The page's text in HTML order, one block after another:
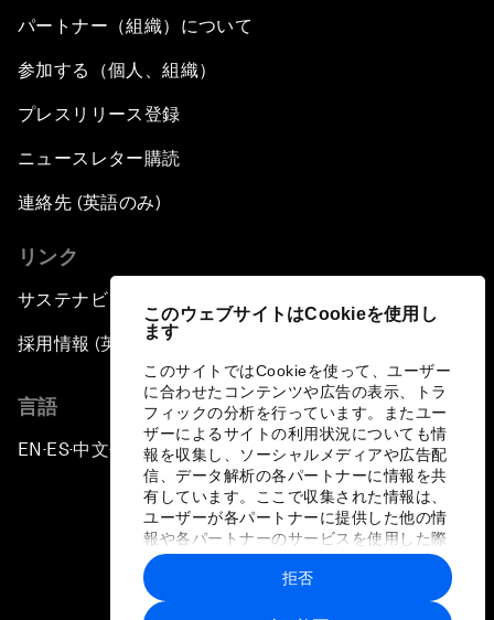
このウェブサイトはCookieを使用し
ます
このサイトではCookieを使って、ユーザー
に合わせたコンテンツや広告の表示、トラ
フィックの分析を行っています。またユー
ザーによるサイトの利用状況についても情
報を収集し、ソーシャルメディアや広告配
信、データ解析の各パートナーに情報を共
有しています。ここで収集された情報は、
ユーザーが各パートナーに提供した他の情
報や各パートナーのサービスを使用した際
に収集された情報と組み合わされ、各パー
トナーによって使用されることがありま
す。
拒否
パートナー（組織）について
参加する（個人、組織）
プレスリリース登録
ニュースレター購読
連絡先 (英語のみ)
リンク
サステナビリティへの取り組み
採用情報 (英語のみ)
言語
EN ▪ES▪中文▪ 日本語
プライバシーポリシーと利用規約